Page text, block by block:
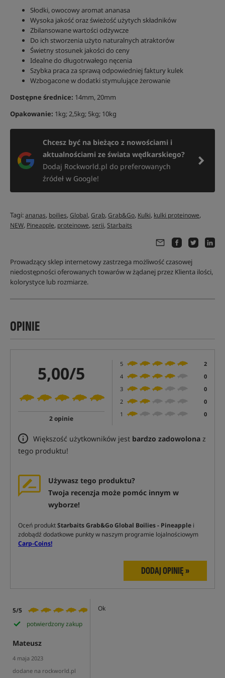
Słodki, owocowy aromat ananasa
Wysoka jakość oraz świeżość użytych składników
Zbilansowane wartości odżywcze
Do ich stworzenia użyto naturalnych atraktorów
Świetny stosunek jakości do ceny
Idealne do długotrwałego nęcenia
Szybka praca za sprawą odpowiedniej faktury kulek
Wzbogacone w dodatki stymulujące żerowanie
Dostępne średnice: 14mm, 20mm
Opakowanie: 1kg; 2,5kg; 5kg; 10kg
Chcesz być na bieżąco z nowościami i
aktualnościami ze świata wędkarskiego?
Dodaj Rockworld.pl do preferowanych
źródeł w Google!
Tagi:ananas, boilies,Global,Grab,Grab&Go, Kulki, kulki proteinowe,
NEW, Pineapple, proteinowe,serii,Starbaits
Prowadzący sklep internetowy zastrzega możliwość czasowej
niedostępności oferowanych towarów w żądanej przez Klienta ilości,
kolorystyce lub rozmiarze.
OPINIE
5,00/5
2 opinie
5
2
4
0
3
0
2
0
1
0
Większość użytkowników jest bardzo zadowolona z
tego produktu!
Używasz tego produktu?
Twoja recenzja może pomóc innym w
wyborze!
Oceń produktStarbaits Grab&Go Global Boilies - Pineapple i
zdobądź dodatkowe punkty w naszym programie lojalnościowym
Carp-Coins!
DODAJ OPINIĘ »
5/5
potwierdzony zakup
Mateusz
4 maja 2023
dodane na rockworld.pl
Ok